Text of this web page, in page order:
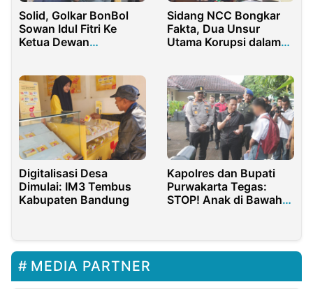
Solid, Golkar BonBol
Sowan Idul Fitri Ke
Ketua Dewan
Sidang NCC Bongkar
Fakta, Dua Unsur
Utama Korupsi dalam
Digitalisasi Desa
Dimulai: IM3 Tembus
Kabupaten Bandung
Kapolres dan Bupati
Purwakarta Tegas:
STOP! Anak di Bawah
MEDIA PARTNER